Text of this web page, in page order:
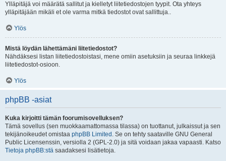
Ylläpitäjä voi määrätä sallitut ja kielletyt liitetiedostojen tyypit. Ota yhteys
ylläpitäjään mikäli et ole varma mitkä tiedostot ovat sallittuja..
Ylös
Mistä löydän lähettämäni liitetiedostot?
Nähdäksesi listan liitetiedostoistasi, mene omiin asetuksiin ja seuraa linkkejä
liitetiedostot-osioon.
Ylös
phpBB -asiat
Kuka kirjoitti tämän foorumisovelluksen?
Tämä sovellus (sen muokkaamattomassa tilassa) on tuottanut, julkaissut ja sen
tekijänoikeudet omistaa phpBB Limited . Se on tehty saataville GNU General
Public Licensenssin, versiolla 2 (GPL-2.0) ja sitä voidaan jakaa vapaasti. Katso
Tietoja phpBB:stä saadaksesi lisätietoja.